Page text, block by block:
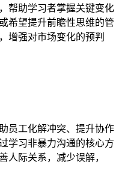
帮助学习者掌握关键变化
希望提升前瞻性思维的管
增强对市场变化的预判
员工化解冲突、提升协作
学习非暴力沟通的核心方
人际关系，减少误解，